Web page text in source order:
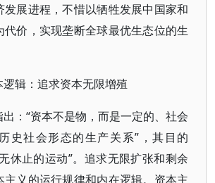
发展进程，不惜以牺牲发展中国家和
代价，实现垄断全球最优生态位的生
逻辑：追求资本无限增殖
：“资本不是物，而是一定的、社会
史社会形态的生产关系”，其目的
休止的运动”。追求无限扩张和剩余
主义的运行规律和内在逻辑。资本主